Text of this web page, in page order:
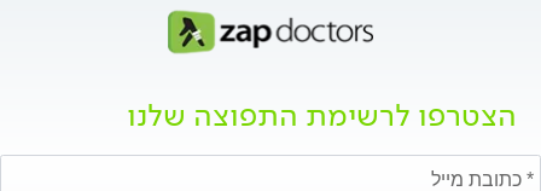
הצטרפו לרשימת התפוצה שלנו